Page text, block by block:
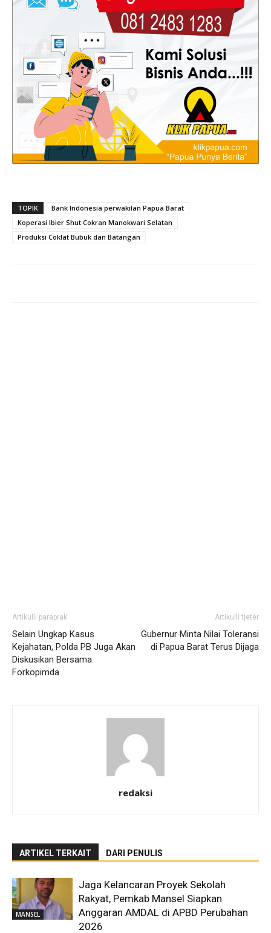
TOPIK
Bank Indonesia perwakilan Papua Barat
Koperasi Ibier Shut Cokran Manokwari Selatan
Produksi Coklat Bubuk dan Batangan
Artikulli paraprak
Selain Ungkap Kasus
Kejahatan, Polda PB Juga Akan
Diskusikan Bersama
Forkopimda
Artikulli tjetër
Gubernur Minta Nilai Toleransi
di Papua Barat Terus Dijaga
redaksi
ARTIKEL TERKAIT DARI PENULIS
MANSEL
Jaga Kelancaran Proyek Sekolah
Rakyat, Pemkab Mansel Siapkan
Anggaran AMDAL di APBD Perubahan
2026